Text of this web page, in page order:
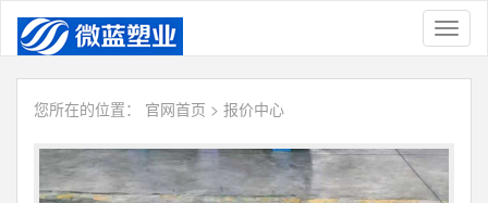
您所在的位置： 官网首页 > 报价中心